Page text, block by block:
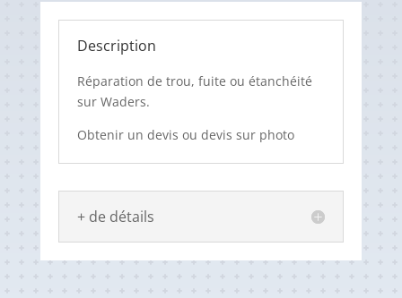
Description
Réparation de trou, fuite ou étanchéité
sur Waders.
Obtenir un devis ou devis sur photo
+ de détails